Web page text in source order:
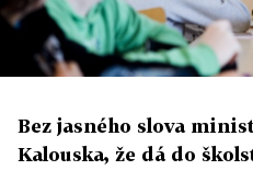
Bez jasného slova
Kalouska, že dá do